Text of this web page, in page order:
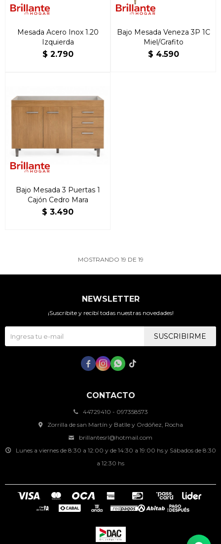
Mesada Acero Inox 1.20
Izquierda
$ 2.790
Bajo Mesada Veneza 3P 1C
Miel/Grafito
$ 4.590
Bajo Mesada 3 Puertas 1
Cajón Cedro Mara
$ 3.490
MOSTRANDO 19 DE 19
CONTACTO
44729410 - 097358573
Zorrilla de san Martín y Batlle y Ordóñez, Rocha
brillantesrl@hotmail.com
Lunes a viernes de 8:30 a 12:00 y de 14:30 a 19:00 hs y Sábados de 8:30
a 12:30 hs
NEWSLETTER
¡Suscribite y recibí todas nuestras novedades!
SUSCRIBIRME
   